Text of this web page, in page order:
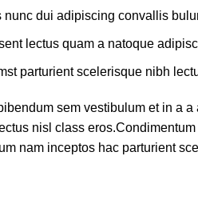
dui adipiscing convallis
lectus quam a natoque
parturient scelerisque nibh
sem vestibulum et in a a
nisl class
nam inceptos hac parturient